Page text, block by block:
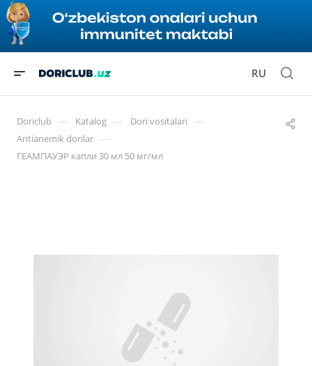
RU
Doriclub — Katalog — Dori vositalari —
Antianemik dorilar —
ГЕАМПАУЭР капли 30 мл 50 мг/мл